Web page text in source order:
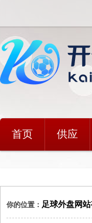
首页 供应
你的位置： 足球外盘网